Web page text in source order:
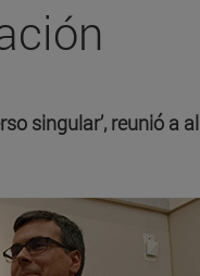
singular’, reunió a